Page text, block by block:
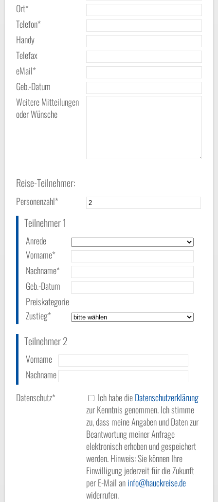
Ort*
Telefon*
Handy
Telefax
eMail*
Geb.-Datum
Weitere Mitteilungen
oder Wünsche
Reise-Teilnehmer:
Personenzahl*
Teilnehmer 1
Anrede
Vorname*
Nachname*
Geb.-Datum
Preiskategorie
Zustieg*
Teilnehmer 2
Vorname
Nachname
Datenschutz*
Ich habe dieDatenschutzerklärung
zur Kenntnis genommen. Ich stimme
zu, dass meine Angaben und Daten zur
Beantwortung meiner Anfrage
elektronisch erhoben und gespeichert
werden. Hinweis: Sie können Ihre
Einwilligung jederzeit für die Zukunft
per E-Mail aninfo
hauckreise.de
widerrufen.